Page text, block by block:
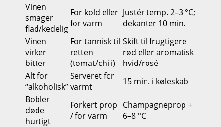
Vinen
smager
flad/kedelig
For kold eller
for varm
Justér temp. 2–3 °C;
dekanter 10 min.
Vinen
virker
bitter
For tannisk til
retten
(tomat/chili)
Skift til frugtigere
rød eller aromatisk
hvid/rosé
Alt for
“alkoholisk”
Serveret for
varmt
15 min. i køleskab
Bobler
døde
hurtigt
Forkert prop
/ for varm
Champagneprop +
6–8 °C